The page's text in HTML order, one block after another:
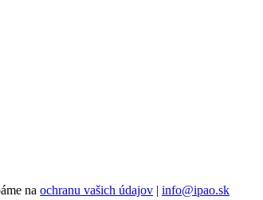
na ochranu vašich údajov | info@ipao.sk